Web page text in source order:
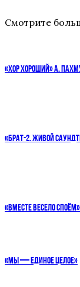
Смотрите
«ХОР ХОРОШИЙ» А.
«БРАТ-2. ЖИВОЙ
«ВМЕСТЕ ВЕСЕЛО
«МЫ — ЕДИНОЕ ЦЕЛОЕ»